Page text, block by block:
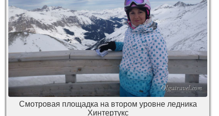
Смотровая площадка на втором уровне ледника
Хинтертукс